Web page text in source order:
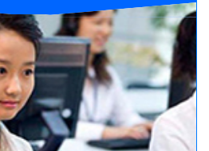
nghiệp AFAN 7 tất FS650
đ